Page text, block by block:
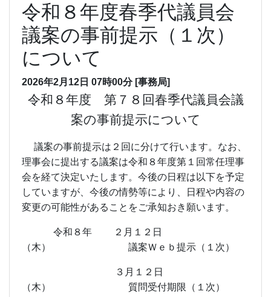
令和８年度春季代議員会
議案の事前提示（１次）
について
2026年2月12日 07時00分 [事務局]
令和８年度 第７８回春季代議員会議
案の事前提示について
議案の事前提示は２回に分けて行います。なお、
理事会に提出する議案は令和８年度第１回常任理事
会を経て決定いたします。今後の日程は以下を予定
していますが、今後の情勢等により、日程や内容の
変更の可能性があることをご承知おき願います。
令和８年 ２月１２日
（木） 議案Ｗｅｂ提示（１次）
３月１２日
（木） 質問受付期限（１次）